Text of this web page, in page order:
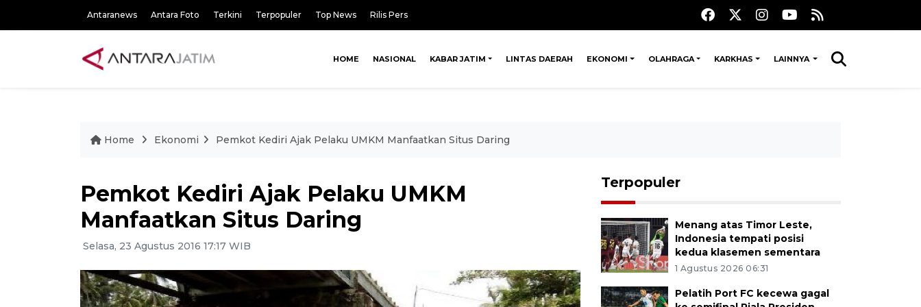
Antaranews Antara Foto Terkini Terpopuler Top News Rilis Pers
HOME NASIONAL KABAR JATIM LINTAS DAERAH EKONOMI OLAHRAGA KARKHAS LAINNYA
Home Ekonomi Pemkot Kediri Ajak Pelaku UMKM Manfaatkan Situs Daring
Pemkot Kediri Ajak Pelaku UMKM
Manfaatkan Situs Daring
Selasa, 23 Agustus 2016 17:17 WIB
Terpopuler
Menang atas Timor Leste,
Indonesia tempati posisi
kedua klasemen sementara
1 Agustus 2026 06:31
Pelatih Port FC kecewa gagal